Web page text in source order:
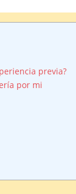
previa?
por mi